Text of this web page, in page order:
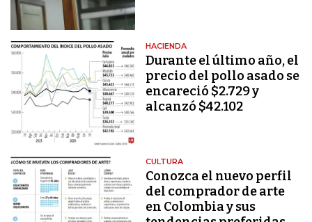
HACIENDA
Durante el último año, el
precio del pollo asado se
encareció $2.729 y
alcanzó $42.102
CULTURA
Conozca el nuevo perfil
del comprador de arte
en Colombia y sus